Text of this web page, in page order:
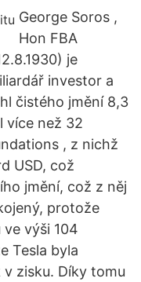
George Soros ,
Hon FBA
je
investor a
čistého jmění 8,3
více než 32
, z nichž
USD, což
jmění, což z něj
protože
výši 104
Tesla byla
zisku. Díky tomu